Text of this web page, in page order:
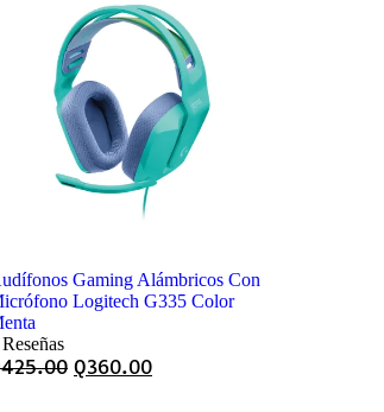
Gaming Alámbricos Con
Logitech G335 Color
425.00 Q360.00